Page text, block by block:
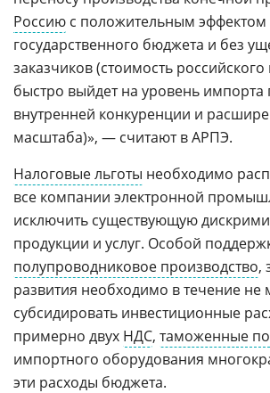
Россию с положительным эффектом
государственного бюджета и без
заказчиков (стоимость
быстро выйдет на уровень
внутренней конкуренции и
масштаба)», — считают в АРПЭ.
Налоговые льготы необходимо
все компании электронной
исключить существующую
продукции и услуг. Особой
полупроводниковое производство,
развития необходимо в течение не
субсидировать инвестиционные
примерно двух НДС, таможенные
импортного оборудования
эти расходы бюджета.